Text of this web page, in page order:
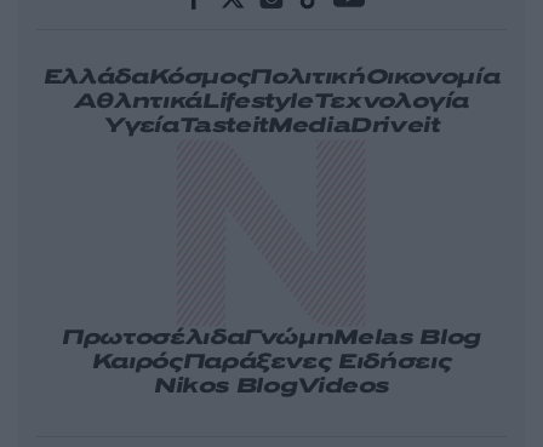
ΕλλάδαΚόσμοςΠολιτικήΟικονομία
ΑθλητικάLifestyleΤεχνολογία
ΥγείαTasteitMediaDriveit
ΠρωτοσέλιδαΓνώμηMelas Blog
ΚαιρόςΠαράξενες Ειδήσεις
Nikos BlogVideos